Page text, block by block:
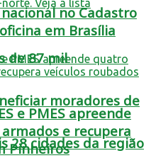
de 87 mil
moradores de
28 cidades da região
no Cadastro
em Brasília
e PMES apreende
e recupera
Pinheiros